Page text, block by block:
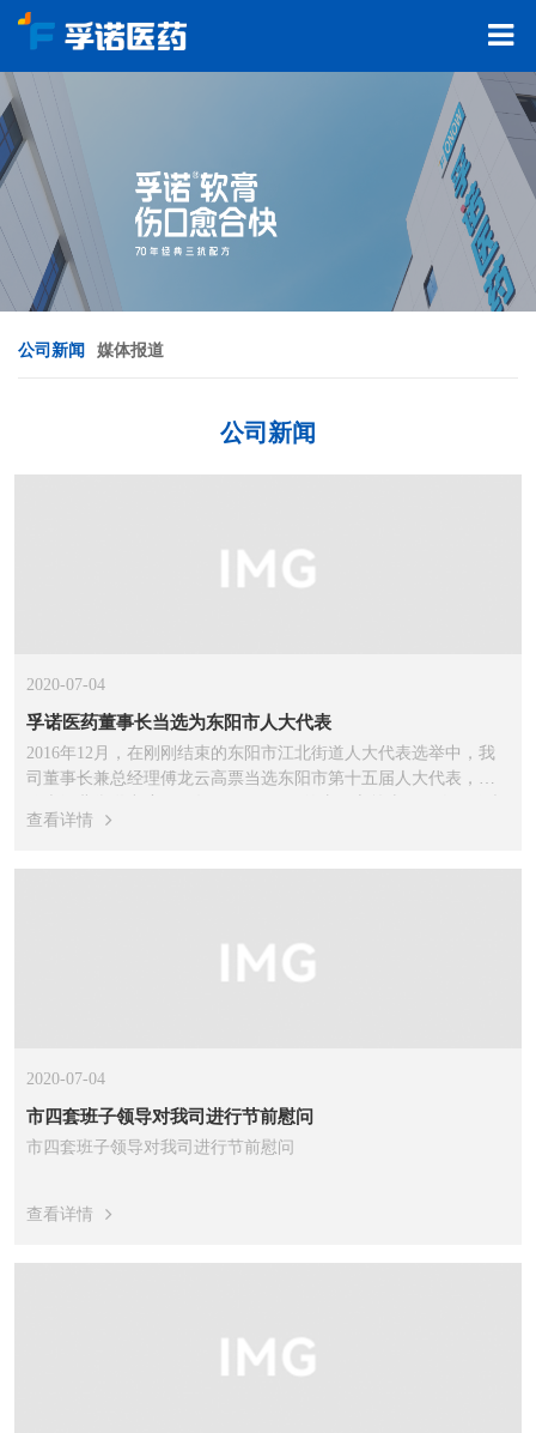
公司新闻 媒体报道
公司新闻
2020-07-04
孚诺医药董事长当选为东阳市人大代表
2016年12月，在刚刚结束的东阳市江北街道人大代表选举中，我
司董事长兼总经理傅龙云高票当选东阳市第十五届人大代表，将
大会第一次会议。傅...
查看详情
2020-07-04
市四套班子领导对我司进行节前慰问
市四套班子领导对我司进行节前慰问
查看详情